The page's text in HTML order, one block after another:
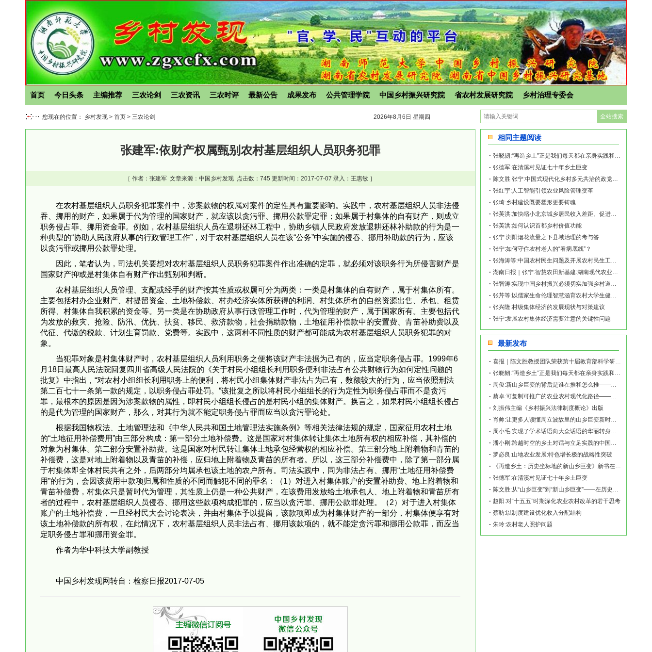
首页 今日头条 主编推荐 三农论剑 三农资讯 三农时评 最新公告 成果发布 公共管理学院 中国乡村振兴研究院 省农村发展研究院 乡村治理专委会
您现在的位置： 乡村发现 > 首页 > 三农论剑 2026年8月6日 星期四
张建军:依财产权属甄别农村基层组织人员职务犯罪
［ 作者：张建军 文章来源：中国乡村发现 点击数：745 更新时间：2017-07-07 录入：王惠敏 ］
在农村基层组织人员职务犯罪案件中，涉案款物的权属对案件的定性具有重要影响。实践中，农村基层组织人员非法侵
吞、挪用的财产，如果属于代为管理的国家财产，就应该以贪污罪、挪用公款罪定罪；如果属于村集体的自有财产，则成立
职务侵占罪、挪用资金罪。例如，农村基层组织人员在退耕还林工程中，协助乡镇人民政府发放退耕还林补助款的行为是一
种典型的“协助人民政府从事的行政管理工作”，对于农村基层组织人员在该“公务”中实施的侵吞、挪用补助款的行为，应该
以贪污罪或挪用公款罪处理。
因此，笔者认为，司法机关要想对农村基层组织人员职务犯罪案件作出准确的定罪，就必须对该职务行为所侵害财产是
国家财产抑或是村集体自有财产作出甄别和判断。
农村基层组织人员管理、支配或经手的财产按其性质或权属可分为两类：一类是村集体的自有财产，属于村集体所有。
主要包括村办企业财产、村提留资金、土地补偿款、村办经济实体所获得的利润、村集体所有的自然资源出售、承包、租赁
所得、村集体自我积累的资金等。另一类是在协助政府从事行政管理工作时，代为管理的财产，属于国家所有。主要包括代
为发放的救灾、抢险、防汛、优抚、扶贫、移民、救济款物，社会捐助款物，土地征用补偿款中的安置费、青苗补助费以及
代征、代缴的税款、计划生育罚款、党费等。实践中，这两种不同性质的财产都可能成为农村基层组织人员职务犯罪的对
象。
当犯罪对象是村集体财产时，农村基层组织人员利用职务之便将该财产非法据为己有的，应当定职务侵占罪。1999年6
月18日最高人民法院回复四川省高级人民法院的《关于村民小组组长利用职务便利非法占有公共财物行为如何定性问题的
批复》中指出，“对农村小组组长利用职务上的便利，将村民小组集体财产非法占为己有，数额较大的行为，应当依照刑法
第二百七十一条第一款的规定，以职务侵占罪处罚。”该批复之所以将村民小组组长的行为定性为职务侵占罪而不是贪污
罪，最根本的原因是因为涉案款物的属性，即村民小组组长侵占的是村民小组的集体财产。换言之，如果村民小组组长侵占
的是代为管理的国家财产，那么，对其行为就不能定职务侵占罪而应当以贪污罪论处。
根据我国物权法、土地管理法和《中华人民共和国土地管理法实施条例》等相关法律法规的规定，国家征用农村土地
的“土地征用补偿费用”由三部分构成：第一部分土地补偿费。这是国家对村集体转让集体土地所有权的相应补偿，其补偿的
对象为村集体。第二部分安置补助费。这是国家对村民转让集体土地承包经营权的相应补偿。第三部分地上附着物和青苗的
补偿费，这是对地上附着物以及青苗的补偿，应归地上附着物及青苗的所有者。所以，这三部分补偿费中，除了第一部分属
于村集体即全体村民共有之外，后两部分均属承包该土地的农户所有。司法实践中，同为非法占有、挪用“土地征用补偿费
用”的行为，会因该费用中款项归属和性质的不同而触犯不同的罪名：（1）对进入村集体账户的安置补助费、地上附着物和
青苗补偿费，村集体只是暂时代为管理，其性质上仍是一种公共财产，在该费用发放给土地承包人、地上附着物和青苗所有
者的过程中，农村基层组织人员侵吞、挪用这些款项构成犯罪的，应当以贪污罪、挪用公款罪处理。（2）对于进入村集体
账户的土地补偿费，一旦经村民大会讨论表决，并由村集体予以提留，该款项即成为村集体财产的一部分，村集体便享有对
该土地补偿款的所有权，在此情况下，农村基层组织人员非法占有、挪用该款项的，就不能定贪污罪和挪用公款罪，而应当
定职务侵占罪和挪用资金罪。
作者为华中科技大学副教授
中国乡村发现网转自：检察日报2017-07-05
相同主题阅读
张晓韧:“再造乡土”正是我们每天都在亲身实践和探索的事业——《再造乡土:历史坐标
张德军:在清溪村见证七十年乡土巨变
陈文胜 张宁:中国式现代化乡村多元共治的政党统合生成机制
张红宇:人工智能引领农业风险管理变革
张琦:乡村建设既要塑形更要铸魂
张英洪:加快缩小北京城乡居民收入差距、促进共同富裕的对策建议
张英洪:如何认识首都乡村价值功能
张宁:浏阳烟花流量之下县域治理的考与答
张宁:如何守住农村老人的“看病底线”？
张海涛等:中国农村民生问题及开展农村民生工作的思考
湖南日报｜张宁:智慧农田新基建:湖南现代农业的硬支撑
张智涛:实现中国乡村振兴必须切实加强乡村道德建设
张芹等:以儒家生命伦理智慧涵育农村大学生健康成长
张兴隆:村级集体经济的发展现状与对策建议
张宁:发展农村集体经济需要注意的关键性问题
最新发布
喜报｜陈文胜教授团队荣获第十届教育部科学研究优秀成果奖（人文社会科学）
张晓韧:“再造乡土”正是我们每天都在亲身实践和探索的事业——《再造乡土:历史坐标地的
周俊:新山乡巨变的背后是谁在推和怎么推——《再造乡土:历史坐标地的新山乡巨变》新书发
蔡卓:可复制可推广的农业农村现代化路径——《再造乡土:历史坐标地的新山乡巨变》新书发
刘振伟主编《乡村振兴法律制度概论》出版
肖帅:让更多人读懂周立波故里的山乡巨变新时代故事——《再造乡土:历史坐标地的新山乡巨
周小毛:实现了学术话语向大众话语的华丽转身——《再造乡土:历史坐标地的新山乡巨变》新
潘小刚:跨越时空的乡土对话与立足实践的中国故事——《再造乡土:历史坐标地的新山乡巨变
罗必良:山地农业发展:特色增长极的战略性突破
《再造乡土：历史坐标地的新山乡巨变》新书在赫山清溪村首发
张德军:在清溪村见证七十年乡土巨变
陈文胜:从“山乡巨变”到“新山乡巨变”——在历史坐标地观察中国乡村现代化
赵阳:对“十五五”时期深化农业农村改革的若干思考
蔡昉:以制度建设优化收入分配结构
朱玲:农村老人照护问题